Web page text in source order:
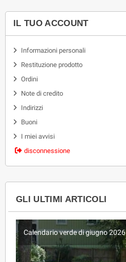
IL TUO ACCOUNT
Informazioni personali
Restituzione prodotto
Ordini
Note di credito
Indirizzi
Buoni
I miei avvisi
disconnessione
GLI ULTIMI ARTICOLI
Calendario verde di giugno 2026